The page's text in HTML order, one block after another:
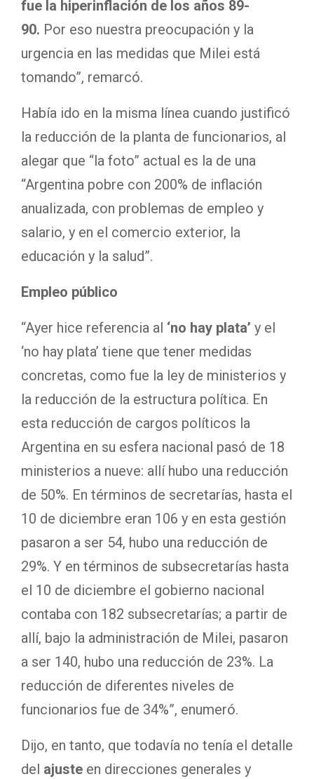
fue la hiperinflación de los años 89-
90. Por eso nuestra preocupación y la
urgencia en las medidas que Milei está
tomando”, remarcó.
Había ido en la misma línea cuando justificó
la reducción de la planta de funcionarios, al
alegar que “la foto” actual es la de una
“Argentina pobre con 200% de inflación
anualizada, con problemas de empleo y
salario, y en el comercio exterior, la
educación y la salud”.
Empleo público
“Ayer hice referencia al ‘no hay plata’ y el
‘no hay plata’ tiene que tener medidas
concretas, como fue la ley de ministerios y
la reducción de la estructura política. En
esta reducción de cargos políticos la
Argentina en su esfera nacional pasó de 18
ministerios a nueve: allí hubo una reducción
de 50%. En términos de secretarías, hasta el
10 de diciembre eran 106 y en esta gestión
pasaron a ser 54, hubo una reducción de
29%. Y en términos de subsecretarías hasta
el 10 de diciembre el gobierno nacional
contaba con 182 subsecretarías; a partir de
allí, bajo la administración de Milei, pasaron
a ser 140, hubo una reducción de 23%. La
reducción de diferentes niveles de
funcionarios fue de 34%”, enumeró.
Dijo, en tanto, que todavía no tenía el detalle
del ajuste en direcciones generales y